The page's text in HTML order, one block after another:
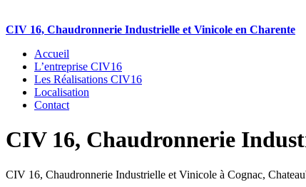
CIV 16, Chaudronnerie Industrielle et Vinicole en Charente
Accueil
L’entreprise CIV16
Les Réalisations CIV16
Localisation
Contact
CIV 16, Chaudronnerie
CIV 16, Chaudronnerie Industrielle et Vinicole à Cognac,